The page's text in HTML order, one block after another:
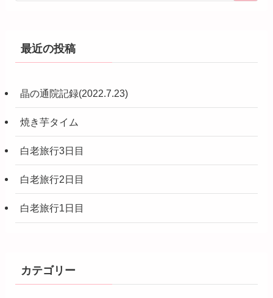
最近の投稿
晶の通院記録(2022.7.23)
焼き芋タイム
白老旅行3日目
白老旅行2日目
白老旅行1日目
カテゴリー